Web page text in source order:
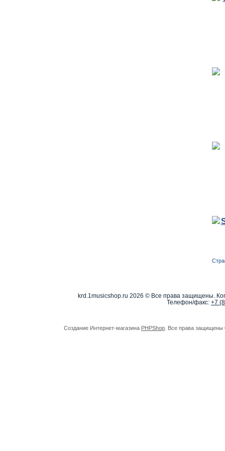
krd.1musicshop.ru 2026 © Все права защищены.
Телефон/факс: +7
Создание Интернет-магазина PHPShop . Все права защищены